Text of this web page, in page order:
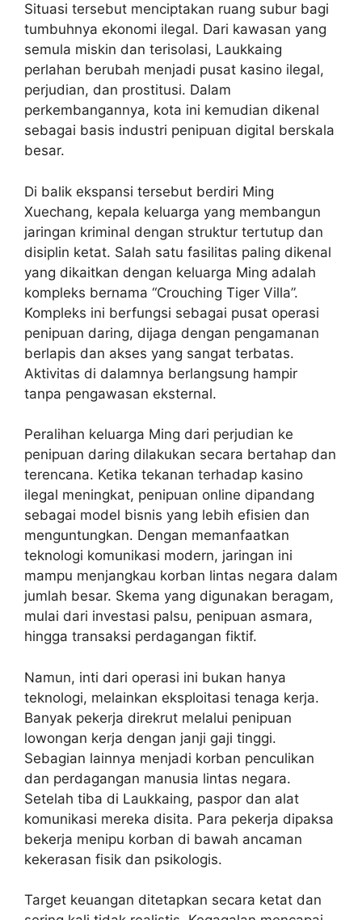
Situasi tersebut menciptakan ruang subur bagi
tumbuhnya ekonomi ilegal. Dari kawasan yang
semula miskin dan terisolasi, Laukkaing
perlahan berubah menjadi pusat kasino ilegal,
perjudian, dan prostitusi. Dalam
perkembangannya, kota ini kemudian dikenal
sebagai basis industri penipuan digital berskala
besar.
Di balik ekspansi tersebut berdiri Ming
Xuechang, kepala keluarga yang membangun
jaringan kriminal dengan struktur tertutup dan
disiplin ketat. Salah satu fasilitas paling dikenal
yang dikaitkan dengan keluarga Ming adalah
kompleks bernama “Crouching Tiger Villa”.
Kompleks ini berfungsi sebagai pusat operasi
penipuan daring, dijaga dengan pengamanan
berlapis dan akses yang sangat terbatas.
Aktivitas di dalamnya berlangsung hampir
tanpa pengawasan eksternal.
Peralihan keluarga Ming dari perjudian ke
penipuan daring dilakukan secara bertahap dan
terencana. Ketika tekanan terhadap kasino
ilegal meningkat, penipuan online dipandang
sebagai model bisnis yang lebih efisien dan
menguntungkan. Dengan memanfaatkan
teknologi komunikasi modern, jaringan ini
mampu menjangkau korban lintas negara dalam
jumlah besar. Skema yang digunakan beragam,
mulai dari investasi palsu, penipuan asmara,
hingga transaksi perdagangan fiktif.
Namun, inti dari operasi ini bukan hanya
teknologi, melainkan eksploitasi tenaga kerja.
Banyak pekerja direkrut melalui penipuan
lowongan kerja dengan janji gaji tinggi.
Sebagian lainnya menjadi korban penculikan
dan perdagangan manusia lintas negara.
Setelah tiba di Laukkaing, paspor dan alat
komunikasi mereka disita. Para pekerja dipaksa
bekerja menipu korban di bawah ancaman
kekerasan fisik dan psikologis.
Target keuangan ditetapkan secara ketat dan